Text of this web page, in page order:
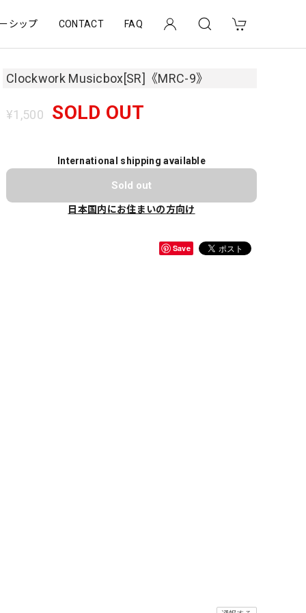
シップ CONTACT FAQ
Clockwork Musicbox[SR]《MRC-9》
¥1,500 SOLD OUT
International shipping available
Sold out
日本国内にお住まいの方向け
Save